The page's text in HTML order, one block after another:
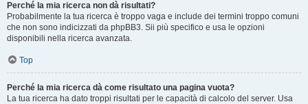
Perché la mia ricerca non dà risultati?
Probabilmente la tua ricerca è troppo vaga e include dei termini troppo comuni
che non sono indicizzati da phpBB3. Sii più specifico e usa le opzioni
disponibili nella ricerca avanzata.
Top
Perché la mia ricerca dà come risultato una pagina vuota?
La tua ricerca ha dato troppi risultati per le capacità di calcolo del server. Usa